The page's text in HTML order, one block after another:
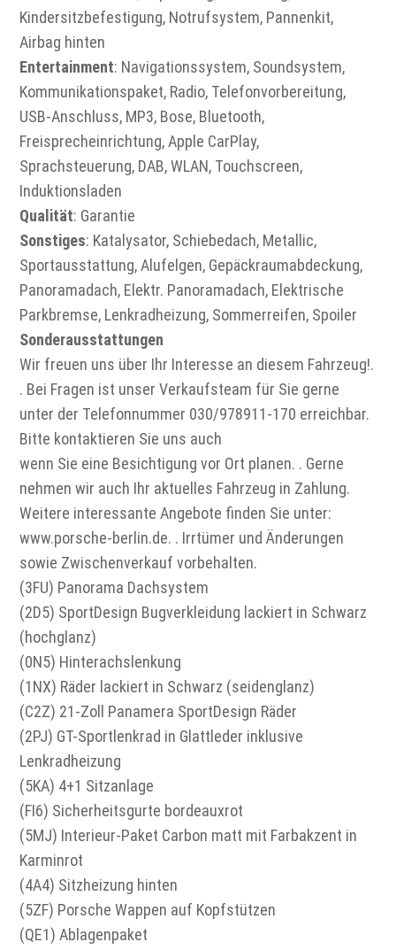
Kindersitzbefestigung, Notrufsystem, Pannenkit,
Airbag hinten
Entertainment: Navigationssystem, Soundsystem,
Kommunikationspaket, Radio, Telefonvorbereitung,
USB-Anschluss, MP3, Bose, Bluetooth,
Freisprecheinrichtung, Apple CarPlay,
Sprachsteuerung, DAB, WLAN, Touchscreen,
Induktionsladen
Qualität: Garantie
Sonstiges: Katalysator, Schiebedach, Metallic,
Sportausstattung, Alufelgen, Gepäckraumabdeckung,
Panoramadach, Elektr. Panoramadach, Elektrische
Parkbremse, Lenkradheizung, Sommerreifen, Spoiler
Sonderausstattungen
Wir freuen uns über Ihr Interesse an diesem Fahrzeug!.
. Bei Fragen ist unser Verkaufsteam für Sie gerne
unter der Telefonnummer 030/978911-170 erreichbar.
Bitte kontaktieren Sie uns auch
wenn Sie eine Besichtigung vor Ort planen. . Gerne
nehmen wir auch Ihr aktuelles Fahrzeug in Zahlung.
Weitere interessante Angebote finden Sie unter:
www.porsche-berlin.de. . Irrtümer und Änderungen
sowie Zwischenverkauf vorbehalten.
(3FU) Panorama Dachsystem
(2D5) SportDesign Bugverkleidung lackiert in Schwarz
(hochglanz)
(0N5) Hinterachslenkung
(1NX) Räder lackiert in Schwarz (seidenglanz)
(C2Z) 21-Zoll Panamera SportDesign Räder
(2PJ) GT-Sportlenkrad in Glattleder inklusive
Lenkradheizung
(5KA) 4+1 Sitzanlage
(FI6) Sicherheitsgurte bordeauxrot
(5MJ) Interieur-Paket Carbon matt mit Farbakzent in
Karminrot
(4A4) Sitzheizung hinten
(5ZF) Porsche Wappen auf Kopfstützen
(QE1) Ablagenpaket